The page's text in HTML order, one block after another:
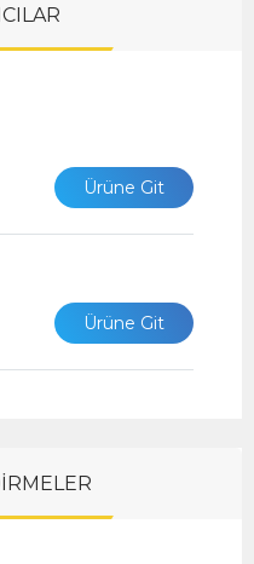
Ürüne Git
Ürüne Git